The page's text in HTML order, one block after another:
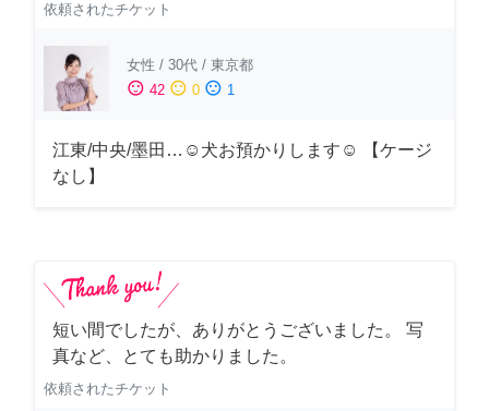
依頼されたチケット
女性 / 30代 / 東京都
sentiment_satisfied 42 sentiment_neutral 0 sentiment_dissatisfied 1
江東/中央/墨田…☺︎犬お預かりします☺︎ 【ケージ
なし】
短い間でしたが、ありがとうございました。 写
真など、とても助かりました。
依頼されたチケット